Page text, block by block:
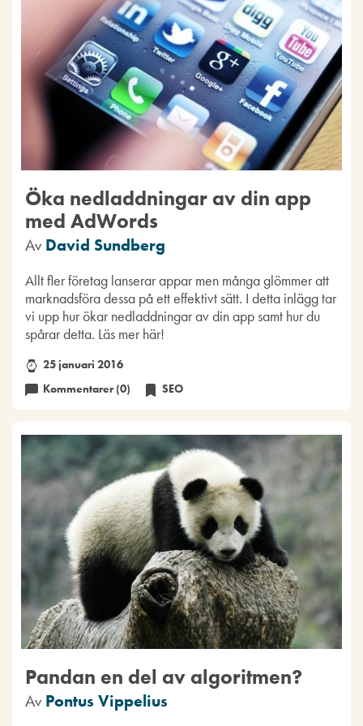
Öka nedladdningar av din app
med AdWords
Av David Sundberg
Allt fler företag lanserar appar men många glömmer att
marknadsföra dessa på ett effektivt sätt. I detta inlägg tar
vi upp hur ökar nedladdningar av din app samt hur du
spårar detta. Läs mer här!
25 januari 2016
Kommentarer (0)
SEO
Pandan en del av algoritmen?
Av Pontus Vippelius